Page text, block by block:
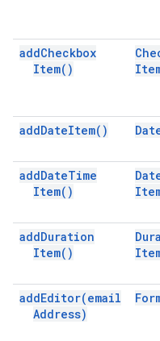
addCheckbox
Item( )
addDateItem( )
addDateTime
Item( )
addDuration
Item( )
addEditor(email
Address)